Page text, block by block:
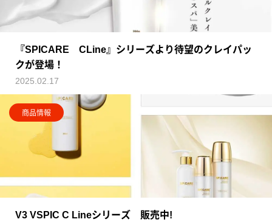
『SPICARE CLine』シリーズより待望のクレイパッ
クが登場！
2025.02.17
商品情報
V3 VSPIC C Lineシリーズ 販売中!